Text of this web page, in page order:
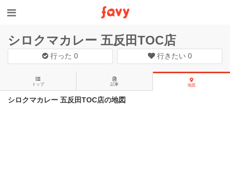
シロクマカレー 五反田TOC店
行った0 行きたい 0
トップ 記事 地図
シロクマカレー 五反田TOC店の地図